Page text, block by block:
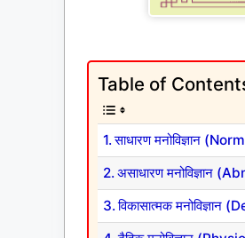
Table of
साधारण मनोविज्ञान
असाधारण मनोविज्ञान
विकासात्मक